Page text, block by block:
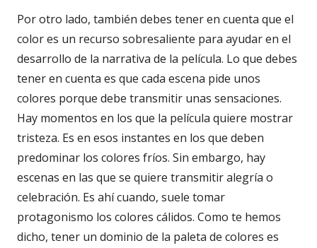
Por otro lado, también debes tener en cuenta que el
color es un recurso sobresaliente para ayudar en el
desarrollo de la narrativa de la película. Lo que debes
tener en cuenta es que cada escena pide unos
colores porque debe transmitir unas sensaciones.
Hay momentos en los que la película quiere mostrar
tristeza. Es en esos instantes en los que deben
predominar los colores fríos. Sin embargo, hay
escenas en las que se quiere transmitir alegría o
celebración. Es ahí cuando, suele tomar
protagonismo los colores cálidos. Como te hemos
dicho, tener un dominio de la paleta de colores es